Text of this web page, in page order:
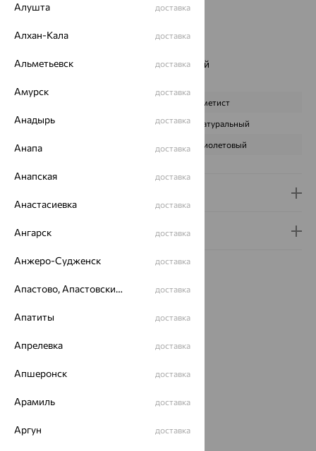
Вставка:
Цвет вставки:
Наименование цвета вставки:
Фиолетовый
Аметист
ПРОИСХОЖДЕНИЕ Натуральный
ЦВЕТ Фиолетовый
Гарантия и возврат
Идеальный комплект
Алушта доставка
Алхан-Кала доставка
Альметьевск доставка
Амурск доставка
Анадырь доставка
Анапа доставка
Анапская доставка
Анастасиевка доставка
Ангарск доставка
Анжеро-Судженск доставка
Апастово, Апастовский район доставка
Апатиты доставка
Апрелевка доставка
Апшеронск доставка
Арамиль доставка
Аргун доставка